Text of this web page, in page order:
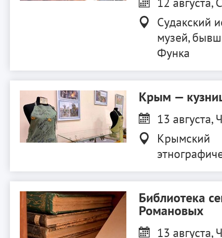
Судакский
музей,
Функа
Крым —
13 августа,
Крымский
Библиотека
Романовых
13 августа,